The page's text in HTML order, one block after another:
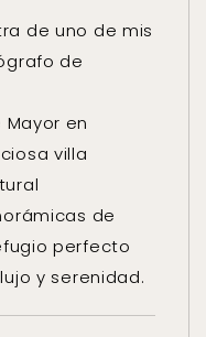
de uno de mis
de
Mayor en
villa
de
perfecto
y serenidad.